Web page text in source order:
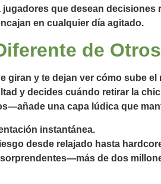
que desean
en cualquier día agitado.
de
giran y te dejan ver cómo sube el
y decides cuándo retirar la
una capa lúdica que
instantánea.
desde relajado hasta
de dos